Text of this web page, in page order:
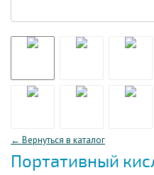
← Вернуться в каталог
Портативный